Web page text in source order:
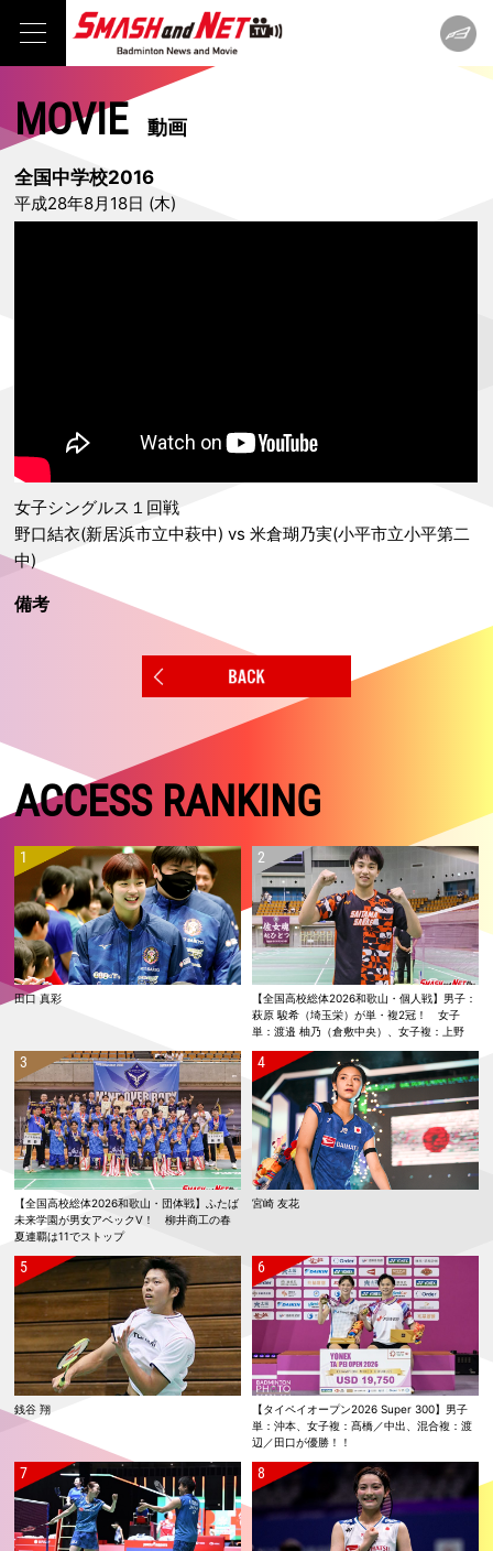
MOVIE動画
全国中学校2016
平成28年8月18日 (木)
女子シングルス１回戦
野口結衣(新居浜市立中萩中) vs 米倉瑚乃実(小平市立小平第二
中)
備考
ACCESS RANKING
田口 真彩
【全国高校総体2026和歌山・個人戦】男子：
萩原 駿希（埼玉栄）が単・複2冠！ 女子
単：渡邉 柚乃（倉敷中央）、女子複：上野
覇！
【全国高校総体2026和歌山・団体戦】ふたば
未来学園が男女アベックV！ 柳井商工の春
夏連覇は11でストップ
宮崎 友花
銭谷 翔
【タイペイオープン2026 Super 300】男子
単：沖本、女子複：髙橋／中出、混合複：渡
辺／田口が優勝！！